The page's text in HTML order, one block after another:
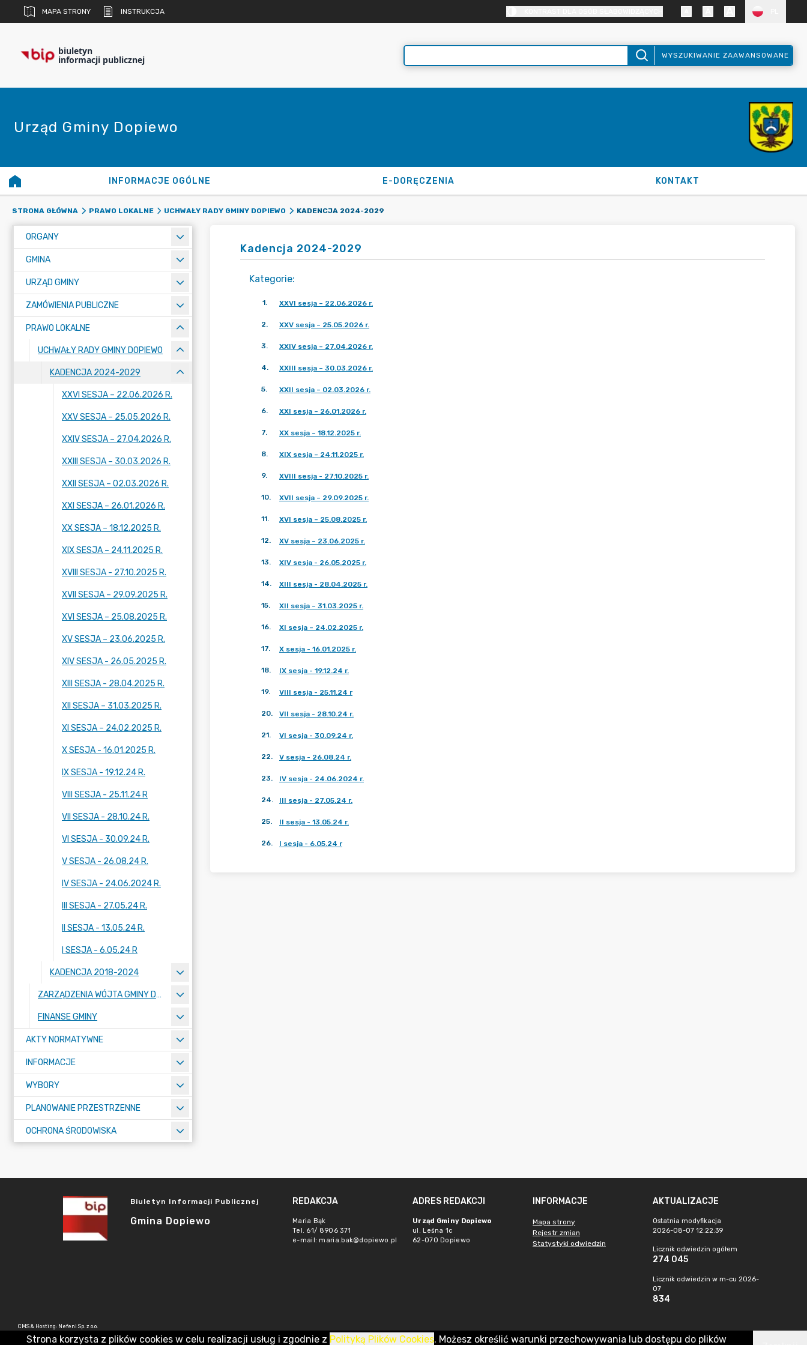
MAPA STRONY INSTRUKCJA
biuletyn
informacji publicznej WYSZUKIWANIE ZAAWANSOWANE
Urząd Gminy Dopiewo
INFORMACJE OGÓLNE E-DORĘCZENIA KONTAKT
STRONA GŁÓWNA PRAWO LOKALNE UCHWAŁY RADY GMINY DOPIEWO KADENCJA 2024-2029
ORGANY
GMINA
URZĄD GMINY
ZAMÓWIENIA PUBLICZNE
PRAWO LOKALNE
UCHWAŁY RADY GMINY DOPIEWO
KADENCJA 2024-2029
XXVI SESJA – 22.06.2026 R.
XXV SESJA – 25.05.2026 R.
XXIV SESJA – 27.04.2026 R.
XXIII SESJA – 30.03.2026 R.
XXII SESJA – 02.03.2026 R.
XXI SESJA – 26.01.2026 R.
XX SESJA – 18.12.2025 R.
XIX SESJA – 24.11.2025 R.
XVIII SESJA - 27.10.2025 R.
XVII SESJA – 29.09.2025 R.
XVI SESJA – 25.08.2025 R.
XV SESJA – 23.06.2025 R.
XIV SESJA - 26.05.2025 R.
XIII SESJA - 28.04.2025 R.
XII SESJA – 31.03.2025 R.
XI SESJA – 24.02.2025 R.
X SESJA - 16.01.2025 R.
IX SESJA - 19.12.24 R.
VIII SESJA - 25.11.24 R
VII SESJA - 28.10.24 R.
VI SESJA - 30.09.24 R.
V SESJA - 26.08.24 R.
IV SESJA - 24.06.2024 R.
III SESJA - 27.05.24 R.
II SESJA - 13.05.24 R.
I SESJA - 6.05.24 R
KADENCJA 2018-2024
ZARZĄDZENIA WÓJTA GMINY DOPIEWO
FINANSE GMINY
AKTY NORMATYWNE
INFORMACJE
WYBORY
PLANOWANIE PRZESTRZENNE
OCHRONA ŚRODOWISKA
Kadencja 2024-2029
Kategorie:
1. XXVI sesja – 22.06.2026 r.
2. XXV sesja – 25.05.2026 r.
3. XXIV sesja – 27.04.2026 r.
4. XXIII sesja – 30.03.2026 r.
5. XXII sesja – 02.03.2026 r.
6. XXI sesja – 26.01.2026 r.
7. XX sesja – 18.12.2025 r.
8. XIX sesja – 24.11.2025 r.
9. XVIII sesja - 27.10.2025 r.
10. XVII sesja – 29.09.2025 r.
11. XVI sesja – 25.08.2025 r.
12. XV sesja – 23.06.2025 r.
13. XIV sesja - 26.05.2025 r.
14. XIII sesja - 28.04.2025 r.
15. XII sesja – 31.03.2025 r.
16. XI sesja – 24.02.2025 r.
17. X sesja - 16.01.2025 r.
18. IX sesja - 19.12.24 r.
19. VIII sesja - 25.11.24 r
20. VII sesja - 28.10.24 r.
21. VI sesja - 30.09.24 r.
22. V sesja - 26.08.24 r.
23. IV sesja - 24.06.2024 r.
24. III sesja - 27.05.24 r.
25. II sesja - 13.05.24 r.
26. I sesja - 6.05.24 r
Biuletyn Informacji Publicznej
Gmina Dopiewo
REDAKCJA
Maria Bąk
Tel. 61/ 8906 371
e-mail: maria.bak@dopiewo.pl
ADRES REDAKCJI
Urząd Gminy Dopiewo
ul. Leśna 1c
62-070 Dopiewo
INFORMACJE
Mapa strony
Rejestr zmian
Statystyki odwiedzin
AKTUALIZACJE
Ostatnia modyfikacja
2026-08-07 12:22:39
Licznik odwiedzin ogółem
274 045
Licznik odwiedzin w m-cu 2026-
07
834
CMS & Hosting: Nefeni Sp. z o.o.
Strona korzysta z plików cookies w celu realizacji usług i zgodnie z Polityką Plików Cookies. Możesz określić warunki przechowywania lub dostępu do plików